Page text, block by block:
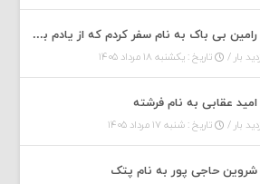
دانلود آهنگ رامین بی باک به نام سفر کردم که از یادم بری دیدم نمیشه
تاریخ : یکشنبه ۱۸ مرداد ۱۴۰۵
عقابی به نام فرشته
تاریخ : شنبه ۱۷ مرداد ۱۴۰۵
شروین حاجی پور به نام پتک